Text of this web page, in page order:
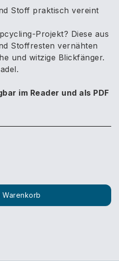
Stoff praktisch vereint
Projekt? Diese aus
Stoffresten vernähten
und witzige Blickfänger.
im Reader und als PDF
Warenkorb